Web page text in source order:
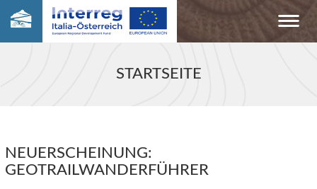
STARTSEITE
NEUERSCHEINUNG:
GEOTRAILWANDERFÜHRER